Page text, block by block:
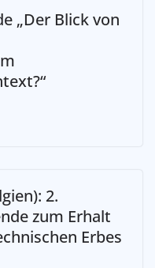
„Der Blick von
2.
zum Erhalt
Erbes